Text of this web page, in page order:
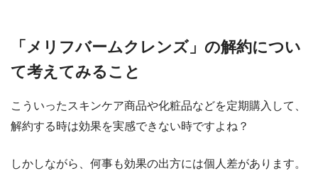
「メリフバームクレンズ」の解約につい
て考えてみること
こういったスキンケア商品や化粧品などを定期購入して、
解約する時は効果を実感できない時ですよね？
しかしながら、何事も効果の出方には個人差があります。